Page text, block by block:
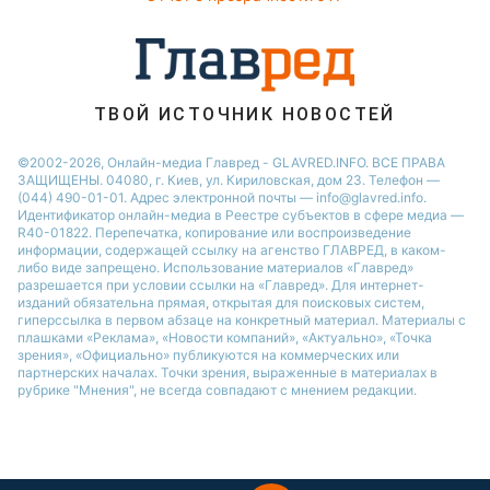
ТВОЙ ИСТОЧНИК НОВОСТЕЙ
©2002-2026, Онлайн-медиа Главред - GLAVRED.INFO. ВСЕ ПРАВА
ЗАЩИЩЕНЫ. 04080, г. Киев, ул. Кириловская, дом 23. Телефон —
(044) 490-01-01. Адрес электронной почты — info@glavred.info.
Идентификатор онлайн-медиа в Реестре cубъектов в сфере медиа —
R40-01822. Перепечатка, копирование или воспроизведение
информации, содержащей ссылку на агенство ГЛАВРЕД, в каком-
либо виде запрещено. Использование материалов «Главред»
разрешается при условии ссылки на «Главред». Для интернет-
изданий обязательна прямая, открытая для поисковых систем,
гиперссылка в первом абзаце на конкретный материал. Материалы с
плашками «Реклама», «Новости компаний», «Актуально», «Точка
зрения», «Официально» публикуются на коммерческих или
партнерских началах. Точки зрения, выраженные в материалах в
рубрике "Мнения", не всегда совпадают с мнением редакции.